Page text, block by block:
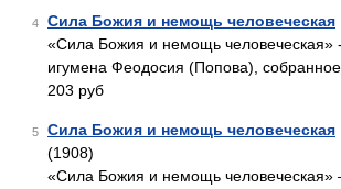
4 Сила Божия и немощь человеческая
«Сила Божия и немощь человеческая»
игумена Феодосия (Попова),
203 руб
5 Сила Божия и немощь человеческая
(1908)
«Сила Божия и немощь человеческая»